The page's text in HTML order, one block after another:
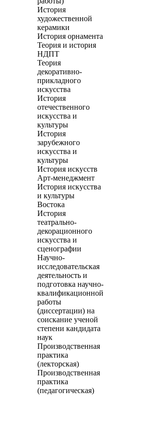
История
художественной
керамики
История орнамента
Теория и история
НДПТ
Теория
декоративно-
прикладного
искусства
История
отечественного
искусства и
культуры
История
зарубежного
искусства и
культуры
История искусств
Арт-менеджмент
История искусства
и культуры
Востока
История
театрально-
декорационного
искусства и
сценографии
Научно-
исследовательская
деятельность и
подготовка научно-
квалификационной
работы
(диссертации) на
соискание ученой
степени кандидата
наук
Производственная
практика
(лекторская)
Производственная
практика
(педагогическая)